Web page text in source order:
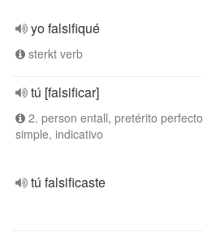
yo falsifiqué
sterkt verb
tú [falsificar]
2. person entall, pretérito perfecto
simple, indicativo
tú falsificaste